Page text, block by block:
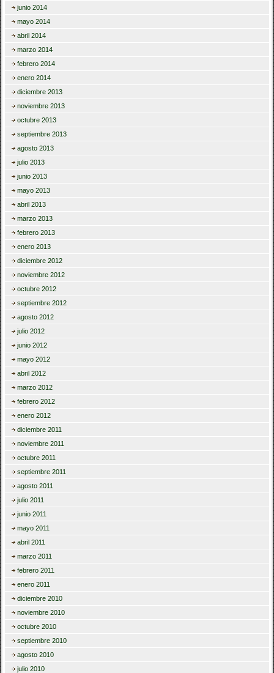
junio 2014
mayo 2014
abril 2014
marzo 2014
febrero 2014
enero 2014
diciembre 2013
noviembre 2013
octubre 2013
septiembre 2013
agosto 2013
julio 2013
junio 2013
mayo 2013
abril 2013
marzo 2013
febrero 2013
enero 2013
diciembre 2012
noviembre 2012
octubre 2012
septiembre 2012
agosto 2012
julio 2012
junio 2012
mayo 2012
abril 2012
marzo 2012
febrero 2012
enero 2012
diciembre 2011
noviembre 2011
octubre 2011
septiembre 2011
agosto 2011
julio 2011
junio 2011
mayo 2011
abril 2011
marzo 2011
febrero 2011
enero 2011
diciembre 2010
noviembre 2010
octubre 2010
septiembre 2010
agosto 2010
julio 2010